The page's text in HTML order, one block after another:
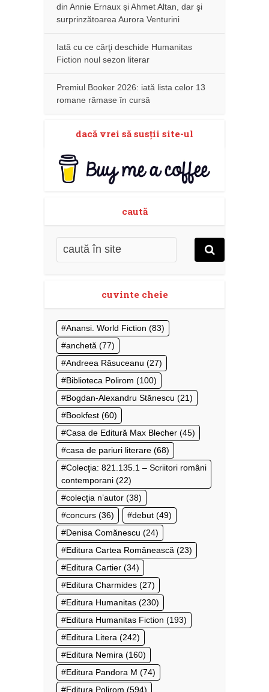
din Annie Ernaux și Ahmet Altan, dar şi
surprinzătoarea Aurora Venturini
Iată cu ce cărţi deschide Humanitas
Fiction noul sezon literar
Premiul Booker 2026: iată lista celor 13
romane rămase în cursă
dacă vrei să susţii site-ul
caută
cuvinte cheie
Anansi. World Fiction (83)
anchetă (77)
Andreea Răsuceanu (27)
Biblioteca Polirom (100)
Bogdan-Alexandru Stănescu (21)
Bookfest (60)
Casa de Editură Max Blecher (45)
casa de pariuri literare (68)
Colecţia: 821.135.1 – Scriitori români
contemporani (22)
colecţia n’autor (38)
concurs (36) debut (49)
Denisa Comănescu (24)
Editura Cartea Românească (23)
Editura Cartier (34)
Editura Charmides (27)
Editura Humanitas (230)
Editura Humanitas Fiction (193)
Editura Litera (242)
Editura Nemira (160)
Editura Pandora M (74)
Editura Polirom (594)